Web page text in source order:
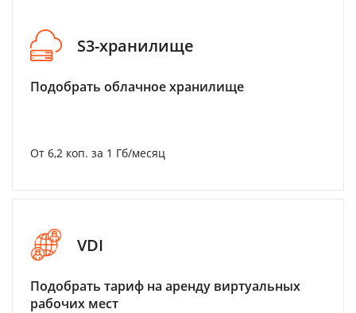
S3-хранилище
Подобрать облачное хранилище
От 6,2 коп. за 1 Гб/месяц
VDI
Подобрать тариф на аренду виртуальных
рабочих мест